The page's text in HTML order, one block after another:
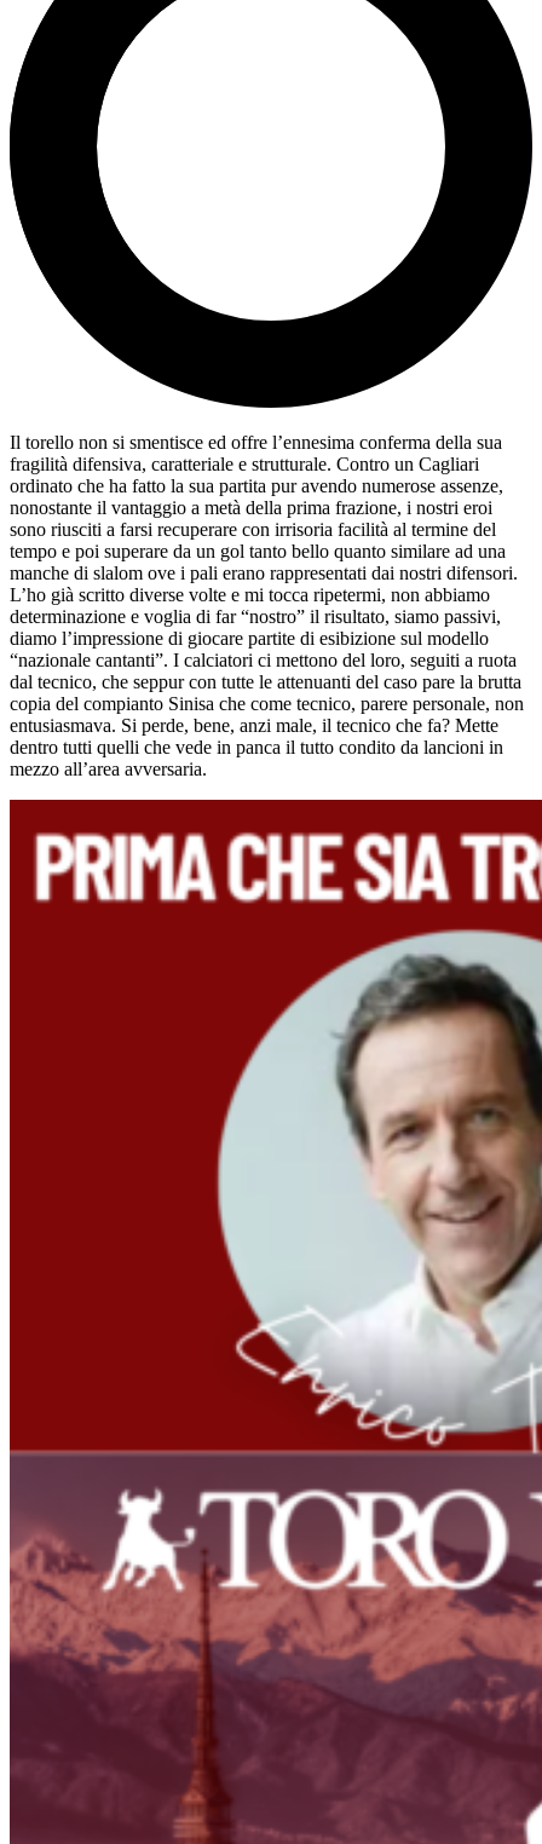
Il torello non si smentisce ed offre l’ennesima conferma della sua
fragilità difensiva, caratteriale e strutturale. Contro un Cagliari
ordinato che ha fatto la sua partita pur avendo numerose assenze,
nonostante il vantaggio a metà della prima frazione, i nostri eroi
sono riusciti a farsi recuperare con irrisoria facilità al termine del
tempo e poi superare da un gol tanto bello quanto similare ad una
manche di slalom ove i pali erano rappresentati dai nostri difensori.
L’ho già scritto diverse volte e mi tocca ripetermi, non abbiamo
determinazione e voglia di far “nostro” il risultato, siamo passivi,
diamo l’impressione di giocare partite di esibizione sul modello
“nazionale cantanti”. I calciatori ci mettono del loro, seguiti a ruota
dal tecnico, che seppur con tutte le attenuanti del caso pare la brutta
copia del compianto Sinisa che come tecnico, parere personale, non
entusiasmava. Si perde, bene, anzi male, il tecnico che fa? Mette
dentro tutti quelli che vede in panca il tutto condito da lancioni in
mezzo all’area avversaria.